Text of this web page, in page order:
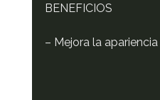
BENEFICIOS
– Mejora la